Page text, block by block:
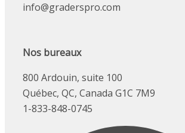
info@graderspro.com
Nos bureaux
800 Ardouin, suite 100
Québec, QC, Canada G1C 7M9
1-833-848-0745